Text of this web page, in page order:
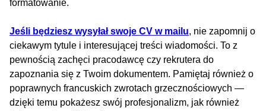
formatowanie.
Jeśli będziesz wysyłał swoje CV w mailu, nie zapomnij o
ciekawym tytule i interesującej treści wiadomości. To z
pewnością zachęci pracodawcę czy rekrutera do
zapoznania się z Twoim dokumentem. Pamiętaj również o
poprawnych francuskich zwrotach grzecznościowych —
dzięki temu pokażesz swój profesjonalizm, jak również